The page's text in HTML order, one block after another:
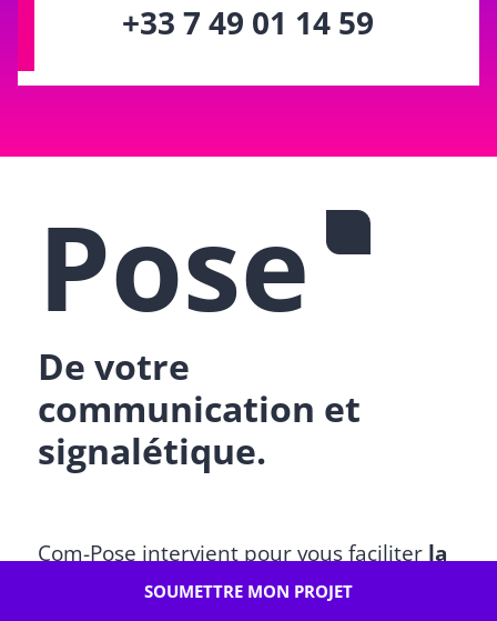
SOUMETTRE MON PROJET
+33 7 49 01 14 59
Pose
De votre
communication et
signalétique.
Com-Pose intervient pour vous faciliter la
pose d’adhésifs et d’éléments de